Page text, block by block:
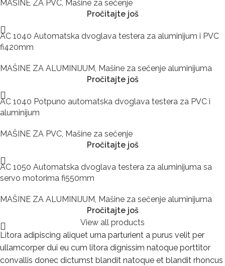
MAŠINE ZA PVC, Mašine za sečenje
Pročitajte još
AC 1040 Automatska dvoglava testera za aluminijum i PVC
fi420mm
MAŠINE ZA ALUMINIJUM, Mašine za sečenje aluminijuma
Pročitajte još
AC 1040 Potpuno automatska dvoglava testera za PVC i
aluminijum
MAŠINE ZA PVC, Mašine za sečenje
Pročitajte još
AC 1050 Automatska dvoglava testera za aluminijuma sa
servo motorima fi550mm
MAŠINE ZA ALUMINIJUM, Mašine za sečenje aluminijuma
Pročitajte još
View all products
Litora adipiscing aliquet urna parturient a purus velit per
ullamcorper dui eu cum litora dignissim natoque porttitor
convallis donec dictumst blandit natoque et blandit rhoncus